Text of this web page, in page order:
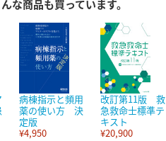
な商品も買っています。
病棟指示と頻用
薬の使い方 決
定版
¥4,950
改訂第11版 救
急救命士標準テ
キスト
¥20,900